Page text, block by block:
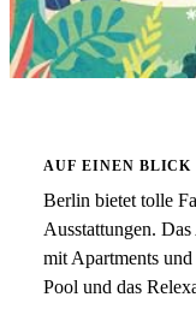
AUF EINEN BLICK
Berlin bietet tolle
Ausstattungen.
mit Apartments
Pool und das